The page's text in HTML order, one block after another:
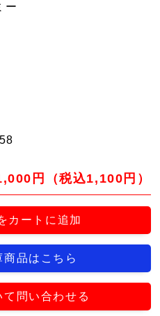
ー
円（税込1,100円）
カートに追加
品はこちら
て問い合わせる